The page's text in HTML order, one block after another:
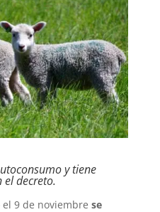
y tiene
el decreto.
9 de noviembre se